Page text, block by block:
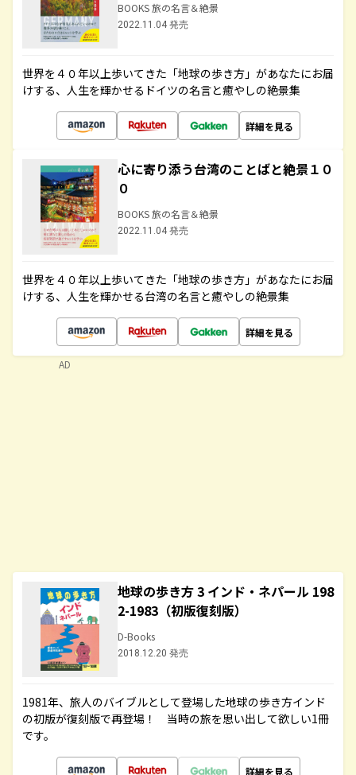
BOOKS 旅の名言＆絶景
2022.11.04 発売
世界を４０年以上歩いてきた「地球の歩き方」があなたにお届
けする、人生を輝かせるドイツの名言と癒やしの絶景集
詳細を見る
心に寄り添う台湾のことばと絶景１０
０
BOOKS 旅の名言＆絶景
2022.11.04 発売
世界を４０年以上歩いてきた「地球の歩き方」があなたにお届
けする、人生を輝かせる台湾の名言と癒やしの絶景集
詳細を見る
地球の歩き方 3 インド・ネパール 198
2-1983（初版復刻版）
D-Books
2018.12.20 発売
1981年、旅人のバイブルとして登場した地球の歩き方インド
の初版が復刻版で再登場！ 当時の旅を思い出して欲しい1冊
です。
詳細を見る
AD